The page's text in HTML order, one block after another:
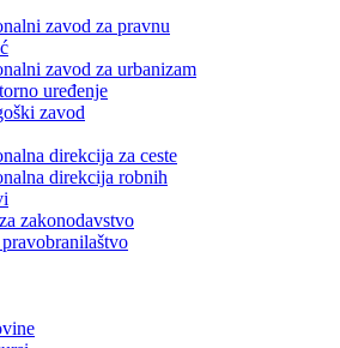
zavod za pravnu
zavod za urbanizam
uređenje
zavod
direkcija za ceste
direkcija robnih
zakonodavstvo